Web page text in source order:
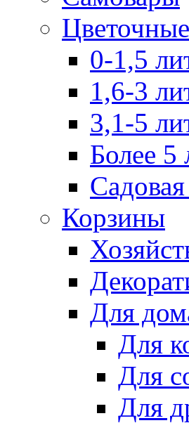
0-1,5
1,6-3
3,1-5
Более 5
Корзины
Для
Для
Для
Для